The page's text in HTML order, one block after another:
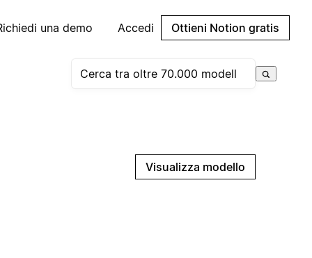
una demo Accedi Ottieni Notion gratis
Visualizza modello